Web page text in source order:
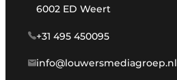
6002 ED Weert
+31 495 450095
info@louwersmediagroep.nl